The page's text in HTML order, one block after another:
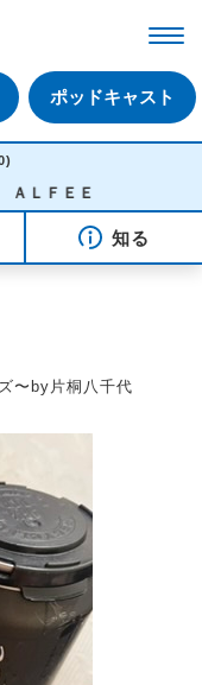
ポッドキャスト
ＦＥＥ
知る
〜by片桐八千代